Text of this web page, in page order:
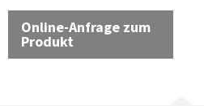
Online-Anfrage zum
Produkt